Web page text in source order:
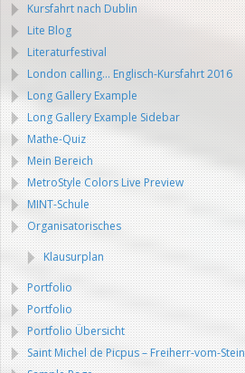
Kursfahrt nach Dublin
Lite Blog
Literaturfestival
London calling… Englisch-Kursfahrt 2016
Long Gallery Example
Long Gallery Example Sidebar
Mathe-Quiz
Mein Bereich
MetroStyle Colors Live Preview
MINT-Schule
Organisatorisches
Klausurplan
Portfolio
Portfolio
Portfolio Übersicht
Saint Michel de Picpus – Freiherr-vom-Stein